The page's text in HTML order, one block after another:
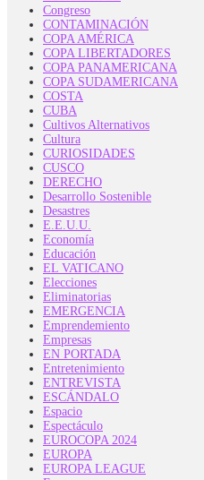
Congreso
CONTAMINACIÓN
COPA AMÉRICA
COPA LIBERTADORES
COPA PANAMERICANA
COPA SUDAMERICANA
COSTA
CUBA
Cultivos Alternativos
Cultura
CURIOSIDADES
CUSCO
DERECHO
Desarrollo Sostenible
Desastres
E.E.U.U.
Economía
Educación
EL VATICANO
Elecciones
Eliminatorias
EMERGENCIA
Emprendemiento
Empresas
EN PORTADA
Entretenimiento
ENTREVISTA
ESCÁNDALO
Espacio
Espectáculo
EUROCOPA 2024
EUROPA
EUROPA LEAGUE